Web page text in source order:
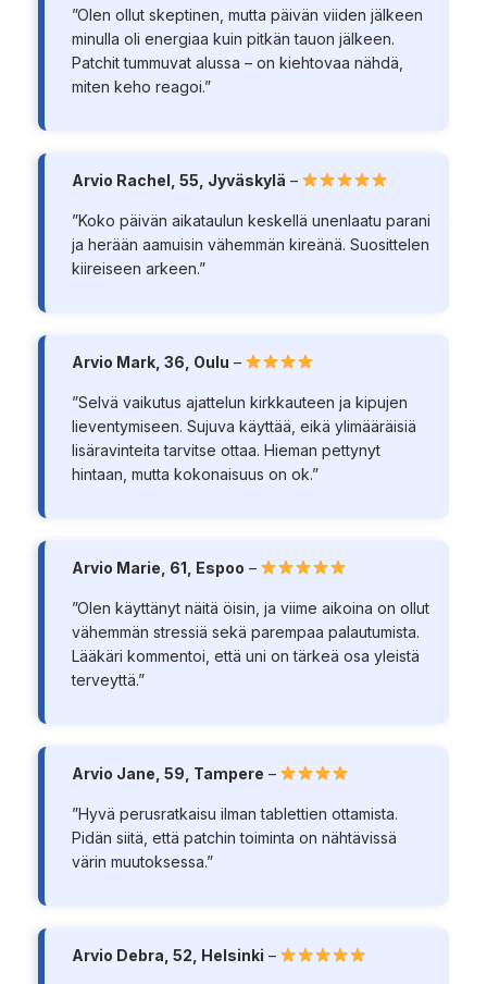
”Olen ollut skeptinen, mutta päivän viiden jälkeen
minulla oli energiaa kuin pitkän tauon jälkeen.
Patchit tummuvat alussa – on kiehtovaa nähdä,
miten keho reagoi.”
Arvio Rachel, 55, Jyväskylä –
”Koko päivän aikataulun keskellä unenlaatu parani
ja herään aamuisin vähemmän kireänä. Suosittelen
kiireiseen arkeen.”
Arvio Mark, 36, Oulu –
”Selvä vaikutus ajattelun kirkkauteen ja kipujen
lieventymiseen. Sujuva käyttää, eikä ylimääräisiä
lisäravinteita tarvitse ottaa. Hieman pettynyt
hintaan, mutta kokonaisuus on ok.”
Arvio Marie, 61, Espoo –
”Olen käyttänyt näitä öisin, ja viime aikoina on ollut
vähemmän stressiä sekä parempaa palautumista.
Lääkäri kommentoi, että uni on tärkeä osa yleistä
terveyttä.”
Arvio Jane, 59, Tampere –
”Hyvä perusratkaisu ilman tablettien ottamista.
Pidän siitä, että patchin toiminta on nähtävissä
värin muutoksessa.”
Arvio Debra, 52, Helsinki –